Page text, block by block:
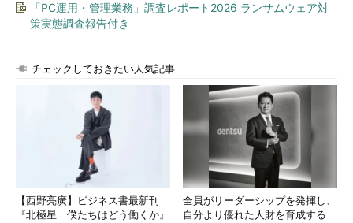
「PC運用・管理業務」調査レポート2026 ランサムウェア対
策実態調査報告付き
チェックしておきたい人気記事
【西野亮廣】ビジネス書最新刊
『北極星 僕たちはどう働くか』
全員がリーダーシップを発揮し、
自分より優れた人財を育成する